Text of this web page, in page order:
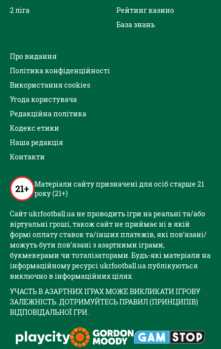
2 ліга
Рейтинг казино
База знань
Про видання
Політика конфіденційності
Використання cookies
Угода користувача
Редакційна політика
Кодекс етики
Наша редакція
Контакти
21+ Матеріали сайту призначені для осіб старше 21
року (21+)
Сайт ukrfootball.ua не проводить ігри на реальні та/або
віртуальні гроші, також сайт не приймає ні в якій
формі оплату ставок та/інших платежів, які пов’язані/
можуть бути пов’язані з азартними іграми,
букмекерами чи тоталізаторами. Будь-які матеріали на
інформаційному ресурсі ukrfootball.ua публікуються
виключно в інформаційних цілях.
УЧАСТЬ В АЗАРТНИХ ІГРАХ МОЖЕ ВИКЛИКАТИ ІГРОВУ
ЗАЛЕЖНІСТЬ. ДОТРИМУЙТЕСЬ ПРАВИЛ (ПРИНЦИПІВ)
ВІДПОВІДАЛЬНОЇ ГРИ.